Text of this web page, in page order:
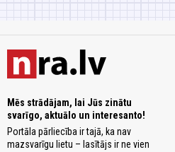
Mēs strādājam, lai Jūs zinātu
svarīgo, aktuālo un interesanto!
Portāla pārliecība ir tajā, ka nav
mazsvarīgu lietu – lasītājs ir ne vien